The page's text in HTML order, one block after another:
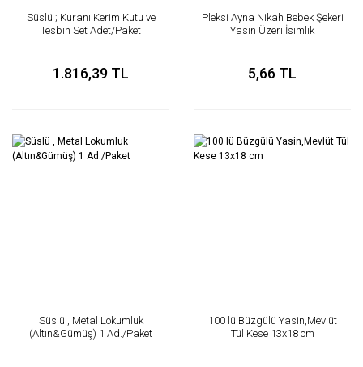
Süslü ; Kuranı Kerim Kutu ve
Tesbih Set Adet/Paket
1.816,39 TL
Pleksi Ayna Nikah Bebek Şekeri
Yasin Üzeri İsimlik
5,66 TL
Süslü , Metal Lokumluk
(Altın&Gümüş) 1 Ad./Paket
100 lü Büzgülü Yasin,Mevlüt
Tül Kese 13x18 cm